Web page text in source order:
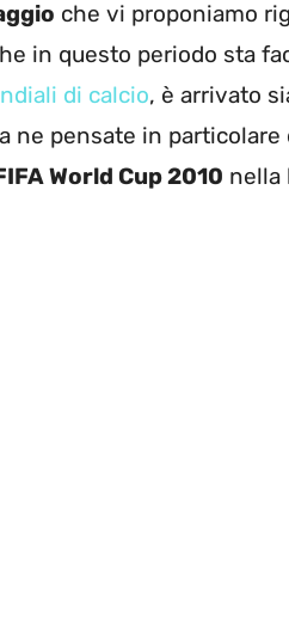
che vi proponiamo
in questo periodo sta
di calcio, è arrivato
ne pensate in
World Cup 2010 nella